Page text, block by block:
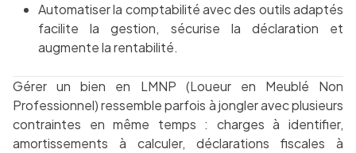
Automatiser la comptabilité avec des outils adaptés
facilite la gestion, sécurise la déclaration et
augmente la rentabilité.
Gérer un bien en LMNP (Loueur en Meublé Non
Professionnel) ressemble parfois à jongler avec plusieurs
contraintes en même temps : charges à identifier,
amortissements à calculer, déclarations fiscales à